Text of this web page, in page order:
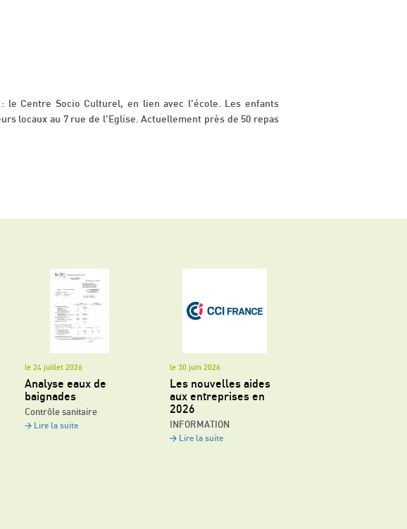
le Centre Socio Culturel, en lien avec l'école. Les enfants
locaux au 7 rue de l'Eglise. Actuellement près de 50 repas
le 24 juillet 2026
Analyse eaux de
baignades
Contrôle sanitaire
Lire la suite
le 30 juin 2026
Les nouvelles aides
aux entreprises en
2026
INFORMATION
Lire la suite